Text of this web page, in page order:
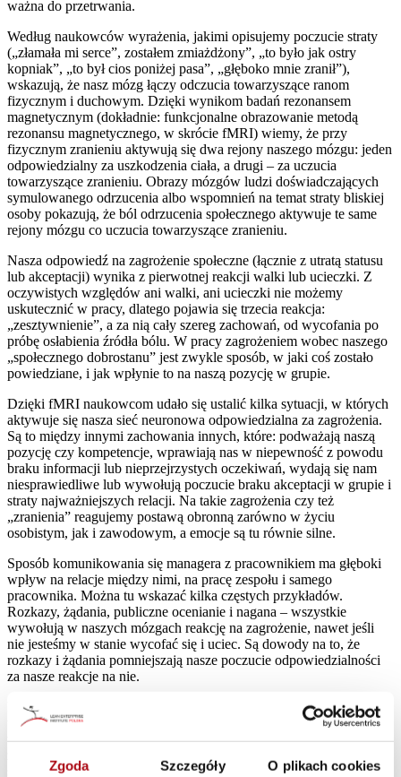
Zgoda Szczegóły O plikach cookies
ważna do przetrwania.
Według naukowców wyrażenia, jakimi opisujemy poczucie straty
(„złamała mi serce”, zostałem zmiażdżony”, „to było jak ostry
kopniak”, „to był cios poniżej pasa”, „głęboko mnie zranił”),
wskazują, że nasz mózg łączy odczucia towarzyszące ranom
fizycznym i duchowym. Dzięki wynikom badań rezonansem
magnetycznym (dokładnie: funkcjonalne obrazowanie metodą
rezonansu magnetycznego, w skrócie fMRI) wiemy, że przy
fizycznym zranieniu aktywują się dwa rejony naszego mózgu: jeden
odpowiedzialny za uszkodzenia ciała, a drugi – za uczucia
towarzyszące zranieniu. Obrazy mózgów ludzi doświadczających
symulowanego odrzucenia albo wspomnień na temat straty bliskiej
osoby pokazują, że ból odrzucenia społecznego aktywuje te same
rejony mózgu co uczucia towarzyszące zranieniu.
Nasza odpowiedź na zagrożenie społeczne (łącznie z utratą statusu
lub akceptacji) wynika z pierwotnej reakcji walki lub ucieczki. Z
oczywistych względów ani walki, ani ucieczki nie możemy
uskutecznić w pracy, dlatego pojawia się trzecia reakcja:
„zesztywnienie”, a za nią cały szereg zachowań, od wycofania po
próbę osłabienia źródła bólu. W pracy zagrożeniem wobec naszego
„społecznego dobrostanu” jest zwykle sposób, w jaki coś zostało
powiedziane, i jak wpłynie to na naszą pozycję w grupie.
Dzięki fMRI naukowcom udało się ustalić kilka sytuacji, w których
aktywuje się nasza sieć neuronowa odpowiedzialna za zagrożenia.
Są to między innymi zachowania innych, które: podważają naszą
pozycję czy kompetencje, wprawiają nas w niepewność z powodu
braku informacji lub nieprzejrzystych oczekiwań, wydają się nam
niesprawiedliwe lub wywołują poczucie braku akceptacji w grupie i
straty najważniejszych relacji. Na takie zagrożenia czy też
„zranienia” reagujemy postawą obronną zarówno w życiu
osobistym, jak i zawodowym, a emocje są tu równie silne.
Sposób komunikowania się managera z pracownikiem ma głęboki
wpływ na relacje między nimi, na pracę zespołu i samego
pracownika. Można tu wskazać kilka częstych przykładów.
Rozkazy, żądania, publiczne ocenianie i nagana – wszystkie
wywołują w naszych mózgach reakcję na zagrożenie, nawet jeśli
nie jesteśmy w stanie wycofać się i uciec. Są dowody na to, że
rozkazy i żądania pomniejszają nasze poczucie odpowiedzialności
za nasze reakcje na nie.
Pytania zamknięte lub sugerujące odpowiedź często są odbierane
tak samo jak nakazy. Postawione przez managera lub lidera,
właściwie komunikują: „Musisz się na to zgodzić lub to
stawia go na słabszej pozycji oraz zmusza do akceptacji rozwiązań,